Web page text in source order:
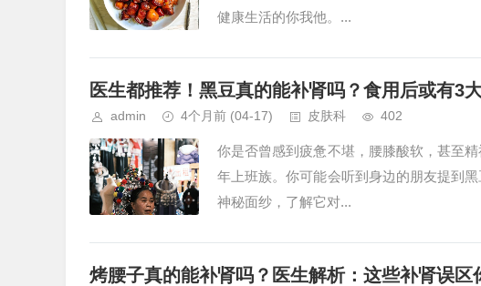
健康生活的你我他。...
医生都推荐！黑豆真的能补肾吗？食用后或有3
admin 4个月前 (04-17) 皮肤科 402
你是否曾感到疲惫不堪，腰膝酸软，甚至
年上班族。你可能会听到身边的朋友提到
神秘面纱，了解它对...
烤腰子真的能补肾吗？医生解析：这些补肾误区